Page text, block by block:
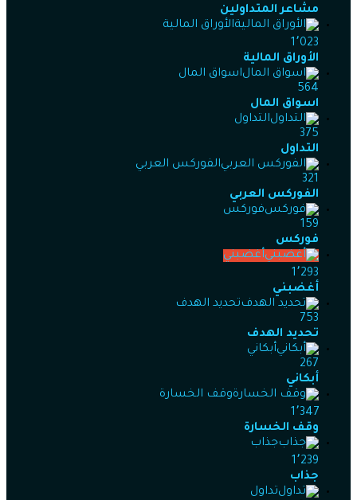
مشاعر المتداولين
الأوراق المالية
1٬023
الأوراق المالية
اسواق المال
564
اسواق المال
التداول
375
التداول
الفوركس العربي
321
الفوركس العربي
فوركس
159
فوركس
أغضبني
1٬293
أغضبني
تحديد الهدف
753
تحديد الهدف
أبكاني
267
أبكاني
وقف الخسارة
1٬347
وقف الخسارة
جذاب
1٬239
جذاب
تداول